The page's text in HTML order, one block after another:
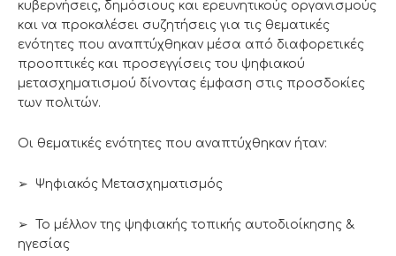
κυβερνήσεις, δημόσιους και ερευνητικούς οργανισμούς
και να προκαλέσει συζητήσεις για τις θεματικές
ενότητες που αναπτύχθηκαν μέσα από διαφορετικές
προοπτικές και προσεγγίσεις του ψηφιακού
μετασχηματισμού δίνοντας έμφαση στις προσδοκίες
των πολιτών.
Οι θεματικές ενότητες που αναπτύχθηκαν ήταν:
➢ Ψηφιακός Μετασχηματισμός
➢ Το μέλλον της ψηφιακής τοπικής αυτοδιοίκησης &
ηγεσίας